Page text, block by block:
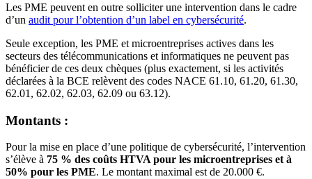
Les PME peuvent en outre solliciter une intervention dans le cadre
d’un audit pour l’obtention d’un label en cybersécurité.
Seule exception, les PME et microentreprises actives dans les
secteurs des télécommunications et informatiques ne peuvent pas
bénéficier de ces deux chèques (plus exactement, si les activités
déclarées à la BCE relèvent des codes NACE 61.10, 61.20, 61.30,
62.01, 62.02, 62.03, 62.09 ou 63.12).
Montants :
Pour la mise en place d’une politique de cybersécurité, l’intervention
s’élève à 75 % des coûts HTVA pour les microentreprises et à
50% pour les PME. Le montant maximal est de 20.000 €.